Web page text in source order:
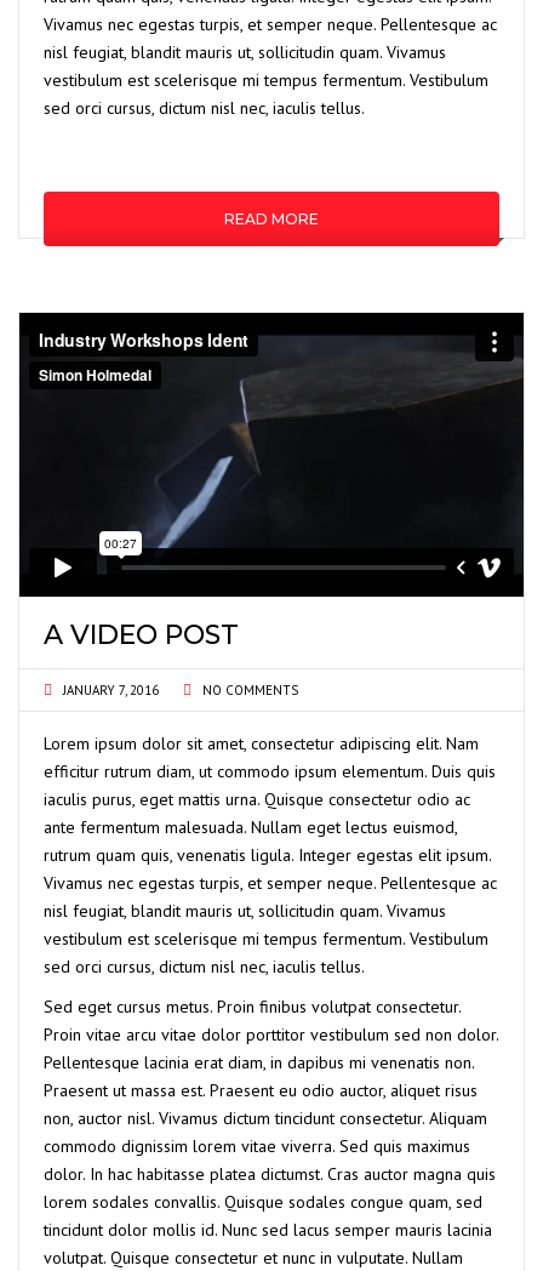
Vivamus nec egestas turpis, et semper neque. Pellentesque ac
nisl feugiat, blandit mauris ut, sollicitudin quam. Vivamus
vestibulum est scelerisque mi tempus fermentum. Vestibulum
sed orci cursus, dictum nisl nec, iaculis tellus.
READ MORE
A VIDEO POST
JANUARY 7, 2016 NO COMMENTS
Lorem ipsum dolor sit amet, consectetur adipiscing elit. Nam
efficitur rutrum diam, ut commodo ipsum elementum. Duis quis
iaculis purus, eget mattis urna. Quisque consectetur odio ac
ante fermentum malesuada. Nullam eget lectus euismod,
rutrum quam quis, venenatis ligula. Integer egestas elit ipsum.
Vivamus nec egestas turpis, et semper neque. Pellentesque ac
nisl feugiat, blandit mauris ut, sollicitudin quam. Vivamus
vestibulum est scelerisque mi tempus fermentum. Vestibulum
sed orci cursus, dictum nisl nec, iaculis tellus.
Sed eget cursus metus. Proin finibus volutpat consectetur.
Proin vitae arcu vitae dolor porttitor vestibulum sed non dolor.
Pellentesque lacinia erat diam, in dapibus mi venenatis non.
Praesent ut massa est. Praesent eu odio auctor, aliquet risus
non, auctor nisl. Vivamus dictum tincidunt consectetur. Aliquam
commodo dignissim lorem vitae viverra. Sed quis maximus
dolor. In hac habitasse platea dictumst. Cras auctor magna quis
lorem sodales convallis. Quisque sodales congue quam, sed
tincidunt dolor mollis id. Nunc sed lacus semper mauris lacinia
volutpat. Quisque consectetur et nunc in vulputate. Nullam